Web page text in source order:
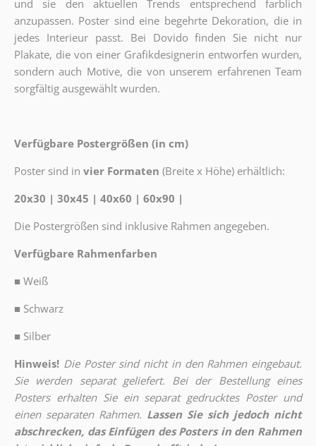
und sie den aktuellen Trends entsprechend farblich
anzupassen. Poster sind eine begehrte Dekoration, die in
jedes Interieur passt. Bei Dovido finden Sie nicht nur
Plakate, die von einer Grafikdesignerin entworfen wurden,
sondern auch Motive, die von unserem erfahrenen Team
sorgfältig ausgewählt wurden.
Verfügbare Postergrößen (in cm)
Poster sind in vier Formaten (Breite x Höhe) erhältlich:
20x30 | 30x45 | 40x60 | 60x90 |
Die Postergrößen sind inklusive Rahmen angegeben.
Verfügbare Rahmenfarben
■ Weiß
■ Schwarz
■ Silber
Hinweis! Die Poster sind nicht in den Rahmen eingebaut.
Sie werden separat geliefert. Bei der Bestellung eines
Posters erhalten Sie ein separat gedrucktes Poster und
einen separaten Rahmen. Lassen Sie sich jedoch nicht
abschrecken, das Einfügen des Posters in den Rahmen